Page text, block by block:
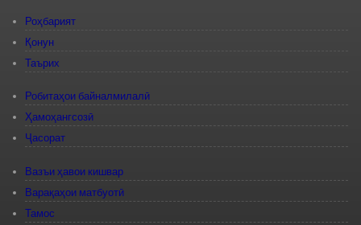
Роҳбарият
Қонун
Таърих
Робитаҳои байналмилалӣ
Ҳамоҳангсозӣ
Ҷасорат
Вазъи ҳавои кишвар
Варақаҳои матбуотӣ
Тамос